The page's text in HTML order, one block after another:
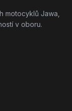
motocyklů Jawa,
v oboru.